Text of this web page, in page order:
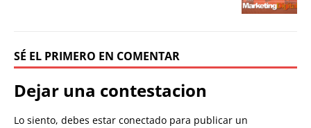
SÉ EL PRIMERO EN COMENTAR
Dejar una contestacion
Lo siento, debes estar conectado para publicar un